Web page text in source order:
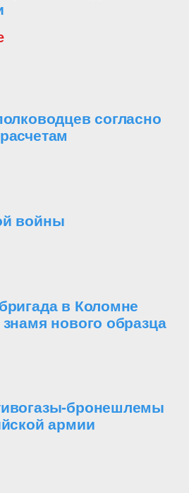
согласно
войны
в Коломне
нового образца
бронешлемы
армии